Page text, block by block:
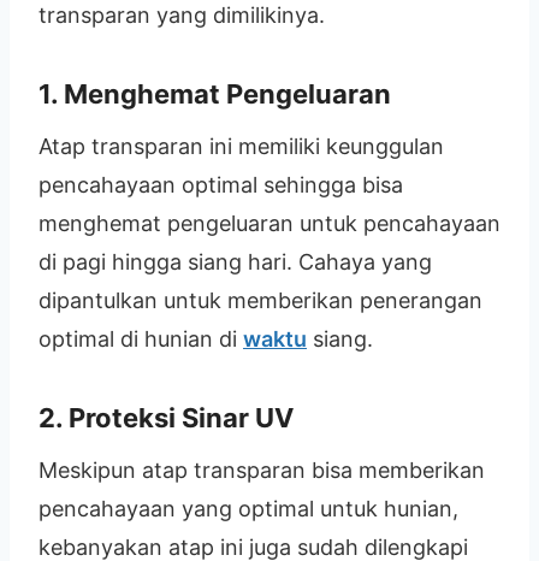
transparan yang dimilikinya.
1. Menghemat Pengeluaran
Atap transparan ini memiliki keunggulan
pencahayaan optimal sehingga bisa
menghemat pengeluaran untuk pencahayaan
di pagi hingga siang hari. Cahaya yang
dipantulkan untuk memberikan penerangan
optimal di hunian di waktu siang.
2. Proteksi Sinar UV
Meskipun atap transparan bisa memberikan
pencahayaan yang optimal untuk hunian,
kebanyakan atap ini juga sudah dilengkapi